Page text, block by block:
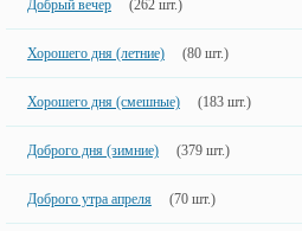
Добрый вечер (262 шт.)
Хорошего дня (летние) (80 шт.)
Хорошего дня (смешные) (183 шт.)
Доброго дня (зимние) (379 шт.)
Доброго утра апреля (70 шт.)